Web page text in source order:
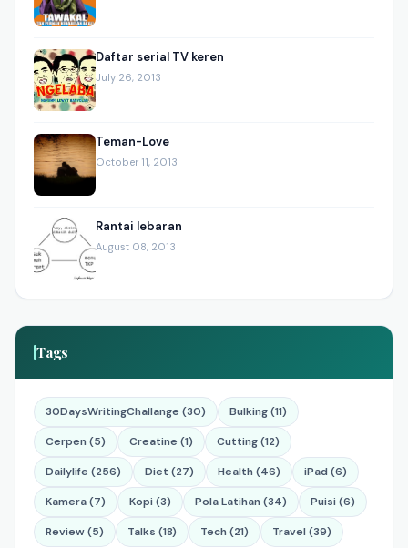
Daftar serial TV keren
July 26, 2013
Teman-Love
October 11, 2013
Rantai lebaran
August 08, 2013
Tags
30DaysWritingChallange (30) Bulking (11)
Cerpen (5) Creatine (1) Cutting (12)
Dailylife (256) Diet (27) Health (46) iPad (6)
Kamera (7) Kopi (3) Pola Latihan (34) Puisi (6)
Review (5) Talks (18) Tech (21) Travel (39)